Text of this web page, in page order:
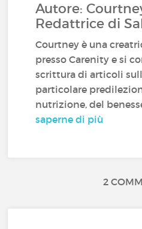
Autore:
Redattrice di
Courtney è una
presso Carenity e si
scrittura di articoli
particolare
nutrizione, del
saperne di più
2